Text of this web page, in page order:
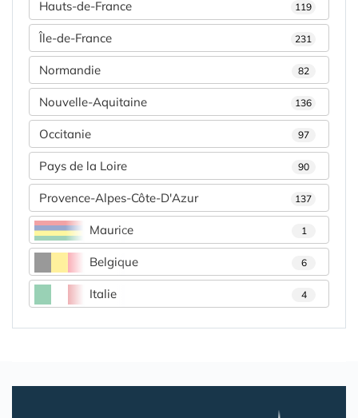
Hauts-de-France 119
Île-de-France 231
Normandie 82
Nouvelle-Aquitaine 136
Occitanie 97
Pays de la Loire 90
Provence-Alpes-Côte-D'Azur 137
Maurice 1
Belgique 6
Italie 4